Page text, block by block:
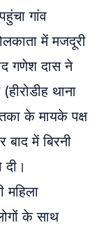
गांव
में मजदूरी
गणेश दास ने
थाना
के मायके पक्ष
में बिरनी
महिला
के साथ